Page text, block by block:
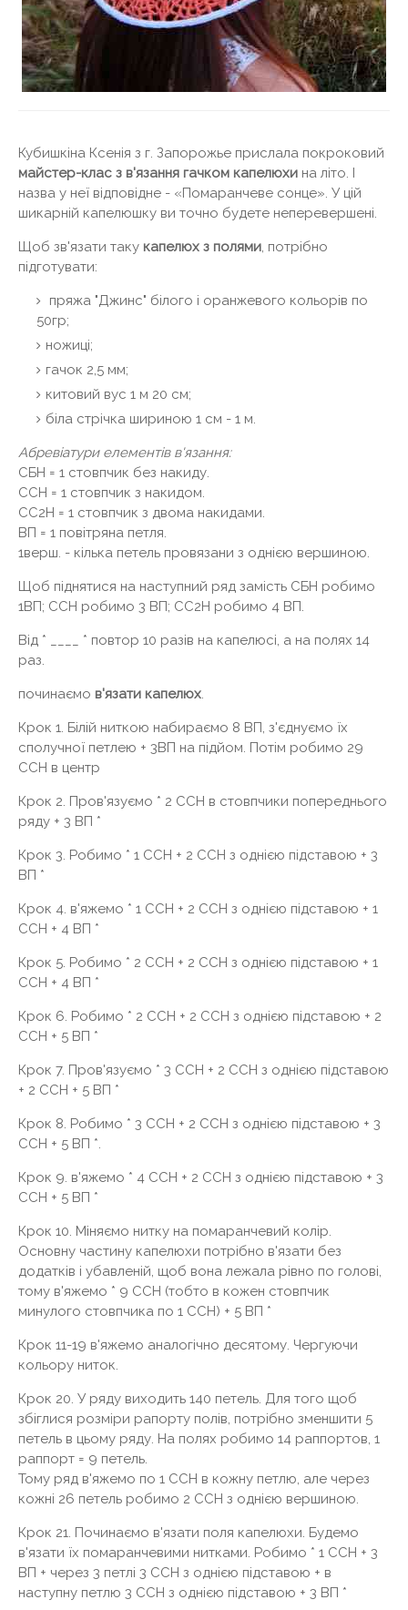
Кубишкіна Ксенія з г. Запорожье прислала покроковий
майстер-клас з в'язання гачком капелюхи на літо. І
назва у неї відповідне - «Помаранчеве сонце». У цій
шикарній капелюшку ви точно будете неперевершені.
Щоб зв'язати таку капелюх з полями, потрібно
підготувати:
пряжа "Джинс" білого і оранжевого кольорів по
50гр;
ножиці;
гачок 2,5 мм;
китовий вус 1 м 20 см;
біла стрічка шириною 1 см - 1 м.
Абревіатури елементів в'язання:
СБН = 1 стовпчик без накиду.
ССН = 1 стовпчик з накидом.
СС2Н = 1 стовпчик з двома накидами.
ВП = 1 повітряна петля.
1верш. - кілька петель провязани з однією вершиною.
Щоб піднятися на наступний ряд замість СБН робимо
1ВП; ССН робимо 3 ВП; СС2Н робимо 4 ВП.
Від * ____ * повтор 10 разів на капелюсі, а на полях 14
раз.
починаємо в'язати капелюх.
Крок 1. Білій ниткою набираємо 8 ВП, з'єднуємо їх
сполучної петлею + 3ВП на підйом. Потім робимо 29
ССН в центр
Крок 2. Пров'язуємо * 2 ССН в стовпчики попереднього
ряду + 3 ВП *
Крок 3. Робимо * 1 ССН + 2 ССН з однією підставою + 3
ВП *
Крок 4. в'яжемо * 1 ССН + 2 ССН з однією підставою + 1
ССН + 4 ВП *
Крок 5. Робимо * 2 ССН + 2 ССН з однією підставою + 1
ССН + 4 ВП *
Крок 6. Робимо * 2 ССН + 2 ССН з однією підставою + 2
ССН + 5 ВП *
Крок 7. Пров'язуємо * 3 ССН + 2 ССН з однією підставою
+ 2 ССН + 5 ВП *
Крок 8. Робимо * 3 ССН + 2 ССН з однією підставою + 3
ССН + 5 ВП *.
Крок 9. в'яжемо * 4 ССН + 2 ССН з однією підставою + 3
ССН + 5 ВП *
Крок 10. Міняємо нитку на помаранчевий колір.
Основну частину капелюхи потрібно в'язати без
додатків і убавленій, щоб вона лежала рівно по голові,
тому в'яжемо * 9 ССН (тобто в кожен стовпчик
минулого стовпчика по 1 ССН) + 5 ВП *
Крок 11-19 в'яжемо аналогічно десятому. Чергуючи
кольору ниток.
Крок 20. У ряду виходить 140 петель. Для того щоб
збіглися розміри рапорту полів, потрібно зменшити 5
петель в цьому ряду. На полях робимо 14 раппортов, 1
раппорт = 9 петель.
Тому ряд в'яжемо по 1 ССН в кожну петлю, але через
кожні 26 петель робимо 2 ССН з однією вершиною.
Крок 21. Починаємо в'язати поля капелюхи. Будемо
в'язати їх помаранчевими нитками. Робимо * 1 ССН + 3
ВП + через 3 петлі 3 ССН з однією підставою + в
наступну петлю 3 ССН з однією підставою + 3 ВП *